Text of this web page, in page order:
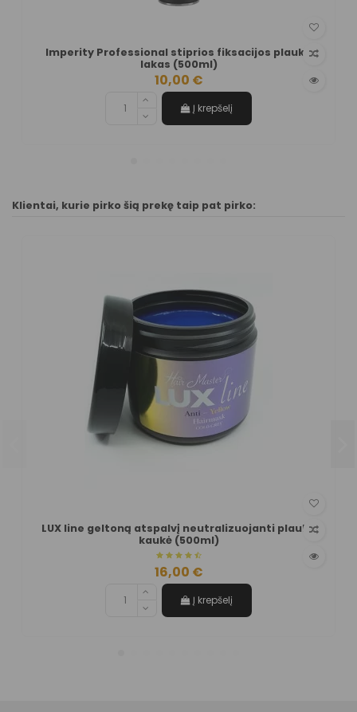
Imperity Professional stiprios fiksacijos plaukų
lakas (500ml)
10,00 €
Į krepšelį
Klientai, kurie pirko šią prekę taip pat pirko:
LUX line geltoną atspalvį neutralizuojanti plaukų
kaukė (500ml)
16,00 €
Į krepšelį